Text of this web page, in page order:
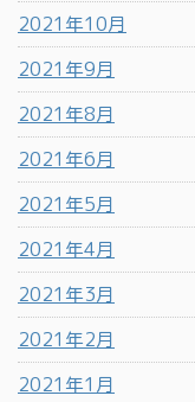
2021年10月
2021年9月
2021年8月
2021年6月
2021年5月
2021年4月
2021年3月
2021年2月
2021年1月